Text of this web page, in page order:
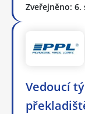
Zveřejněno: 6.
Vedoucí